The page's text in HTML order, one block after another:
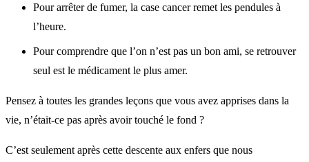
Pour arrêter de fumer, la case cancer remet les pendules à
l’heure.
Pour comprendre que l’on n’est pas un bon ami, se retrouver
seul est le médicament le plus amer.
Pensez à toutes les grandes leçons que vous avez apprises dans la
vie, n’était-ce pas après avoir touché le fond ?
C’est seulement après cette descente aux enfers que nous